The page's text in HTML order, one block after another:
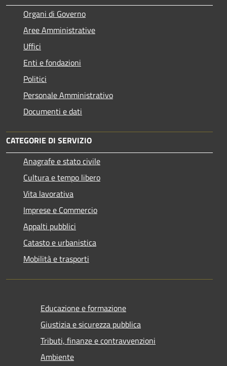
Organi di Governo
Aree Amministrative
Uffici
Enti e fondazioni
Politici
Personale Amministrativo
Documenti e dati
CATEGORIE DI SERVIZIO
Anagrafe e stato civile
Cultura e tempo libero
Vita lavorativa
Imprese e Commercio
Appalti pubblici
Catasto e urbanistica
Mobilità e trasporti
Educazione e formazione
Giustizia e sicurezza pubblica
Tributi, finanze e contravvenzioni
Ambiente